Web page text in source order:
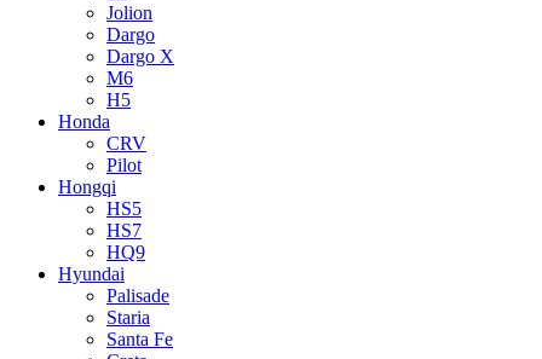
Jolion
Dargo
Dargo X
M6
H5
Honda
CRV
Pilot
Hongqi
HS5
HS7
HQ9
Hyundai
Palisade
Staria
Santa Fe